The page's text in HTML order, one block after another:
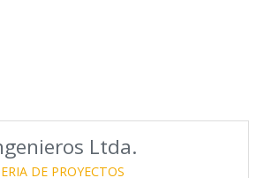
Ltda.
DE PROYECTOS